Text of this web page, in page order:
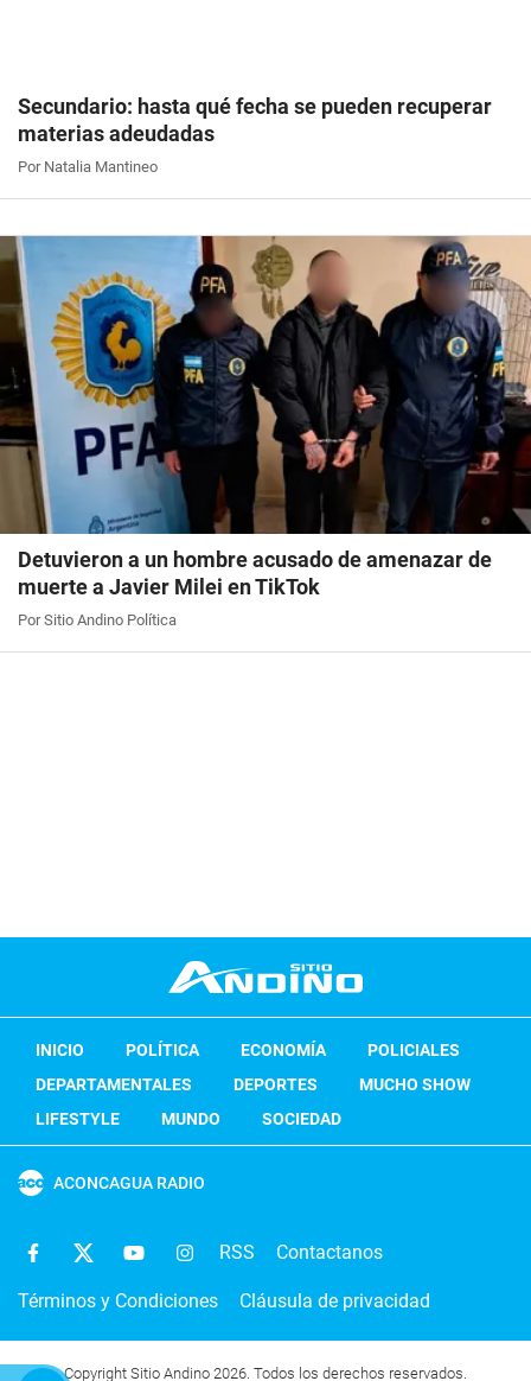
Secundario: hasta qué fecha se pueden recuperar
materias adeudadas
Por Natalia Mantineo
Detuvieron a un hombre acusado de amenazar de
muerte a Javier Milei en TikTok
Por Sitio Andino Política
INICIO POLÍTICA ECONOMÍA
POLICIALES
DEPARTAMENTALES
DEPORTES
MUCHO SHOW
LIFESTYLE
MUNDO SOCIEDAD
ACONCAGUA RADIO
RSS Contactanos
Términos y Condiciones Cláusula de privacidad
Copyright Sitio Andino 2026. Todos los derechos reservados.